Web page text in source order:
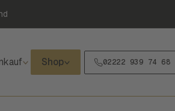
Shop 02222 939 74 68